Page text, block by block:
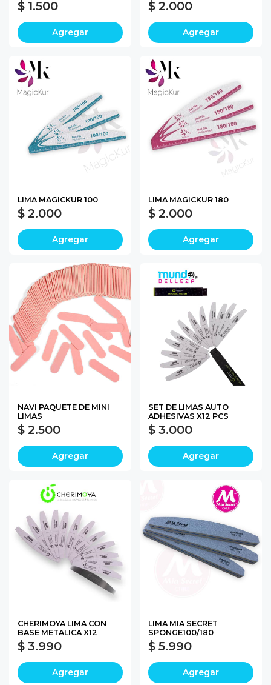
$ 1.500
Agregar
$ 2.000
Agregar
LIMA MAGICKUR 100
$ 2.000
Agregar
LIMA MAGICKUR 180
$ 2.000
Agregar
NAVI PAQUETE DE MINI
LIMAS
$ 2.500
Agregar
SET DE LIMAS AUTO
ADHESIVAS X12 PCS
$ 3.000
Agregar
CHERIMOYA LIMA CON
BASE METALICA X12
$ 3.990
Agregar
LIMA MIA SECRET
SPONGE100/180
$ 5.990
Agregar